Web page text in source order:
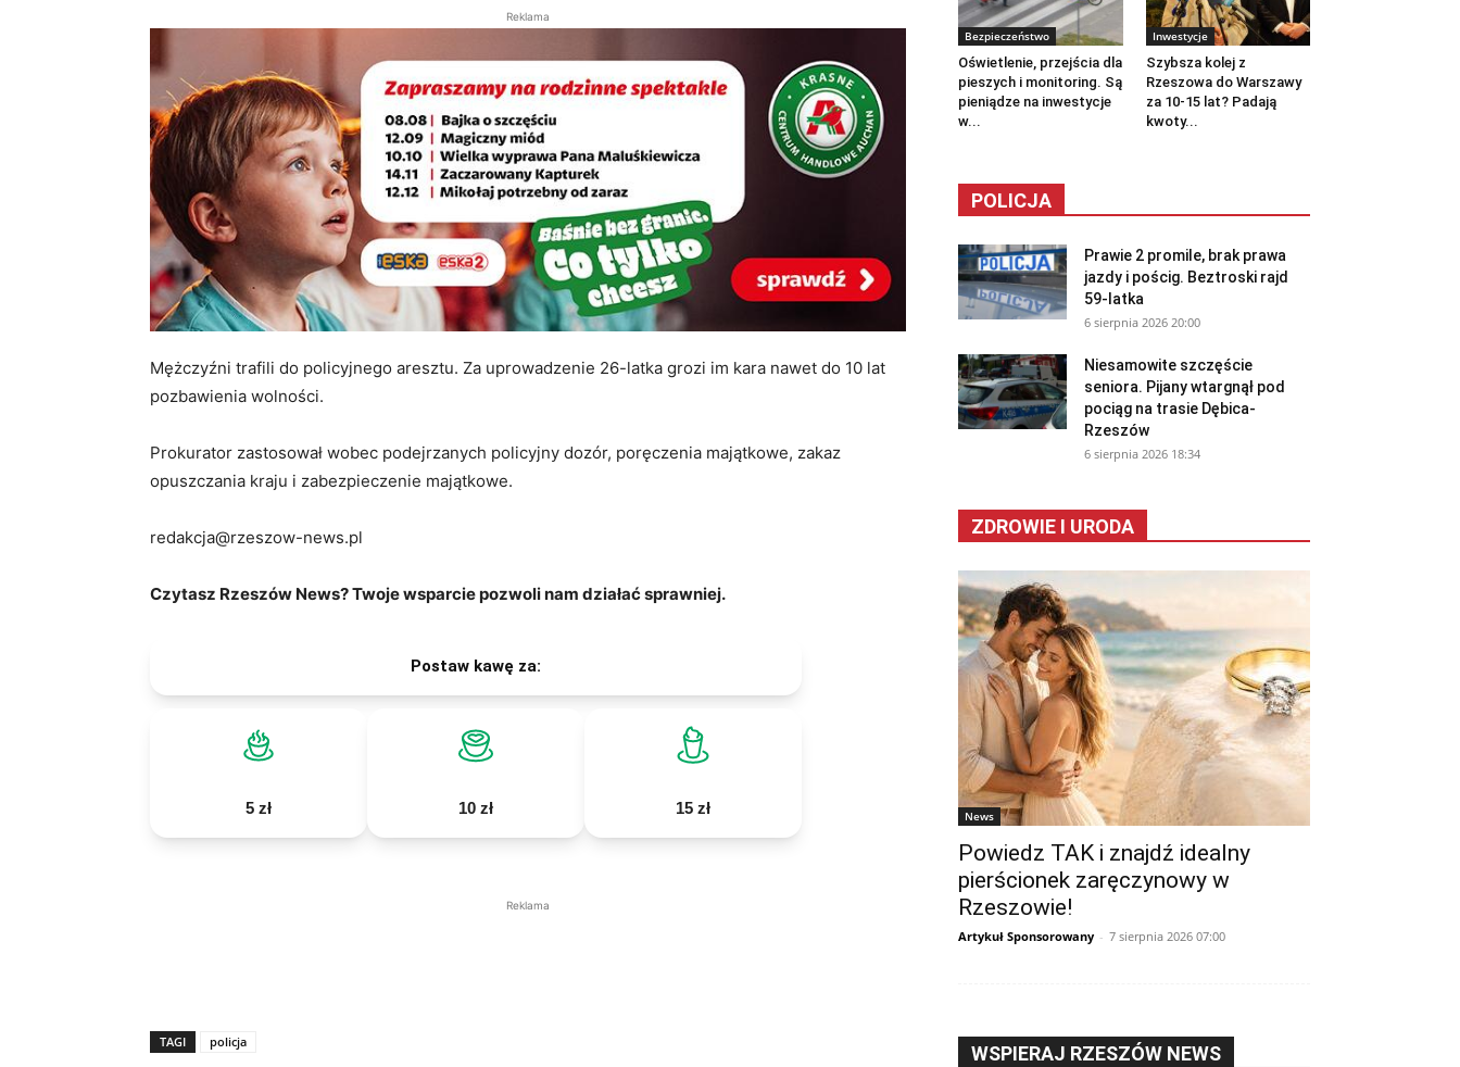
Reklama
Mężczyźni trafili do policyjnego aresztu. Za uprowadzenie 26-latka grozi im kara nawet do 10 lat
pozbawienia wolności.
Prokurator zastosował wobec podejrzanych policyjny dozór, poręczenia majątkowe, zakaz
opuszczania kraju i zabezpieczenie majątkowe.
redakcja@rzeszow-news.pl
Czytasz Rzeszów News? Twoje wsparcie pozwoli nam działać sprawniej.
Postaw kawę za:
5 zł 10 zł 15 zł
Reklama
TAGI policja
Bezpieczeństwo
Oświetlenie, przejścia dla
pieszych i monitoring. Są
pieniądze na inwestycje
w...
Inwestycje
Szybsza kolej z
Rzeszowa do Warszawy
za 10-15 lat? Padają
kwoty...
POLICJA
Prawie 2 promile, brak prawa
jazdy i pościg. Beztroski rajd
59-latka
6 sierpnia 2026 20:00
Niesamowite szczęście
seniora. Pijany wtargnął pod
pociąg na trasie Dębica-
Rzeszów
6 sierpnia 2026 18:34
ZDROWIE I URODA
News
Powiedz TAK i znajdź idealny
pierścionek zaręczynowy w
Rzeszowie!
Artykuł Sponsorowany - 7 sierpnia 2026 07:00
WSPIERAJ RZESZÓW NEWS